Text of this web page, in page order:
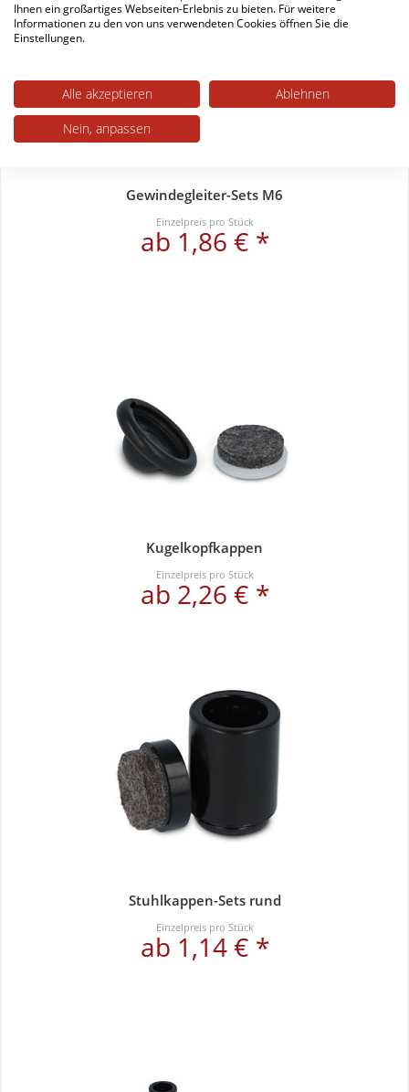
Gewindegleiter-Sets M6
Einzelpreis pro Stück
ab 1,86 € *
Kugelkopfkappen
Einzelpreis pro Stück
ab 2,26 € *
Stuhlkappen-Sets rund
Einzelpreis pro Stück
ab 1,14 € *
Ihnen ein großartiges Webseiten-Erlebnis zu bieten. Für weitere
Informationen zu den von uns verwendeten Cookies öffnen Sie die
Einstellungen.
Alle akzeptieren
Ablehnen
Nein, anpassen